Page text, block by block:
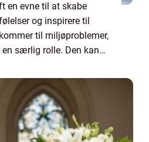
en evne til at skabe
og inspirere til
til miljøproblemer,
særlig rolle. Den kan